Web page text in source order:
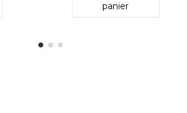
panier